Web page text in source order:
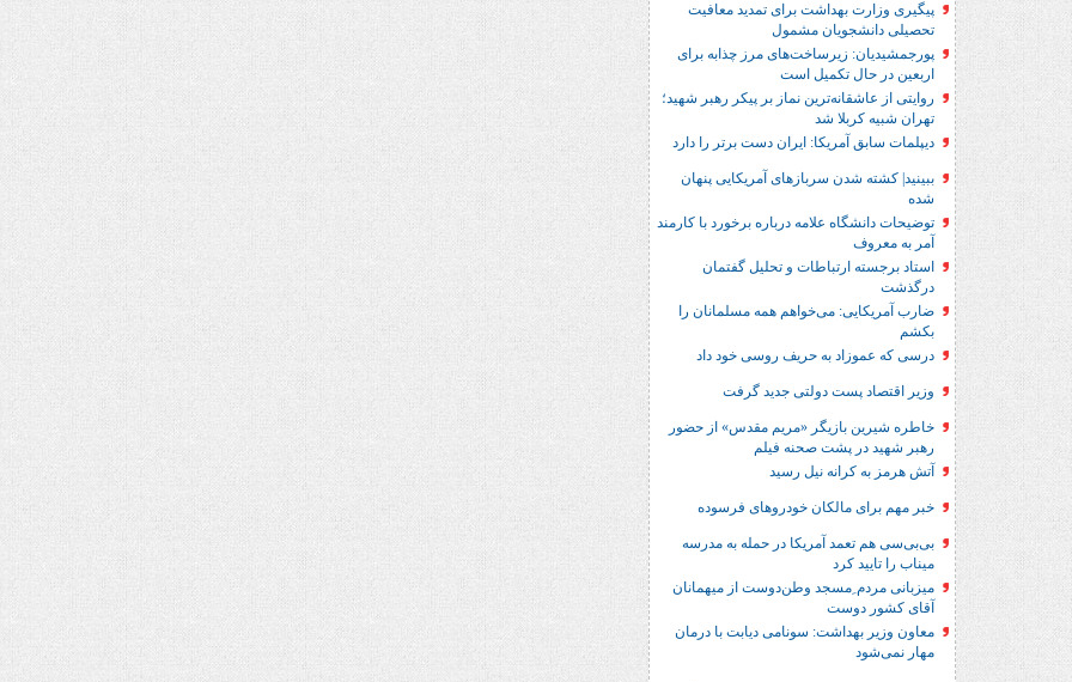
پیگیری وزارت بهداشت برای تمدید معافیت
تحصیلی دانشجویان مشمول
پورجمشیدیان: زیرساخت‌های مرز چذابه برای
اربعین در حال تکمیل است
روایتی از عاشقانه‌ترین نماز بر پیکر رهبر شهید؛‌
تهران‌ شبیه کربلا شد
دیپلمات سابق آمریکا: ایران دست برتر را دارد
ببینید| کشته شدن سربازهای آمریکایی پنهان
شده
توضیحات دانشگاه علامه درباره برخورد با کارمند
آمر به معروف
استاد برجسته ارتباطات و تحلیل گفتمان
درگذشت
ضارب آمریکایی: می‌خواهم همه مسلمانان را
بکشم
درسی که عموزاد به حریف روسی خود داد
وزیر اقتصاد پست دولتی جدید گرفت
خاطره شیرین بازیگر «مریم مقدس» از حضور
رهبر شهید در پشت صحنه فیلم
آتش هرمز به کرانه نیل رسید
خبر مهم برای مالکان خودروهای فرسوده
بی‌بی‌سی هم تعمد آمریکا در حمله به مدرسه
میناب را تایید کرد
میزبانی مردم ِمسجد وطن‌دوست از میهمانان
آقای کشور دوست
معاون وزیر بهداشت: سونامی دیابت با درمان
مهار نمی‌شود